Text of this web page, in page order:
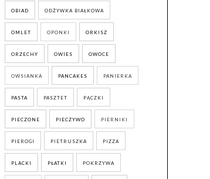
OBIAD ODŻYWKA BIAŁKOWA
OMLET OPONKI ORKISZ
ORZECHY OWIES OWOCE
OWSIANKA PANCAKES PANIERKA
PASTA PASZTET PĄCZKI
PIECZONE PIECZYWO PIERNIKI
PIEROGI PIETRUSZKA PIZZA
PLACKI PŁATKI POKRZYWA